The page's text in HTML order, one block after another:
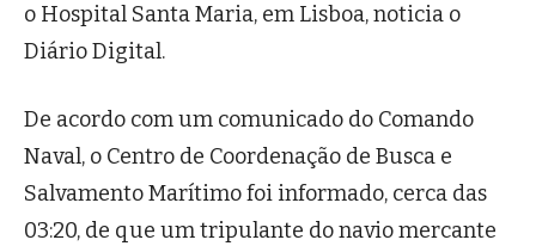
o Hospital Santa Maria, em Lisboa, noticia o
Diário Digital.
De acordo com um comunicado do Comando
Naval, o Centro de Coordenação de Busca e
Salvamento Marítimo foi informado, cerca das
03:20, de que um tripulante do navio mercante